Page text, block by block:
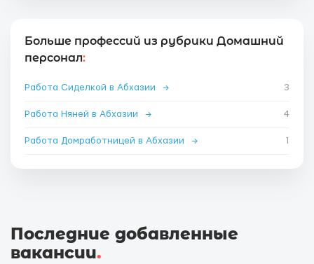
Больше профессий из рубрики Домашний
персонал:
Работа Сиделкой в Абхазии → 3
Работа Няней в Абхазии → 4
Работа Домработницей в Абхазии → 1
Последние добавленные
вакансии.